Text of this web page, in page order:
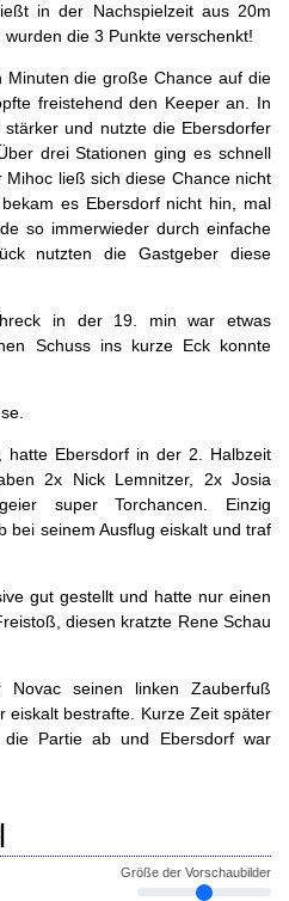
in der Nachspielzeit aus 20m
die 3 Punkte verschenkt!
Minuten die große Chance auf die
freistehend den Keeper an. In
und nutzte die Ebersdorfer
drei Stationen ging es schnell
Mihoc ließ sich diese Chance nicht
es Ebersdorf nicht hin, mal
so immerwieder durch einfache
nutzten die Gastgeber diese
in der 19. min war etwas
Schuss ins kurze Eck konnte
hatte Ebersdorf in der 2. Halbzeit
2x Nick Lemnitzer, 2x Josia
super Torchancen. Einzig
bei seinem Ausflug eiskalt und traf
gut gestellt und hatte nur einen
diesen kratzte Rene Schau
seinen linken Zauberfuß
eiskalt bestrafte. Kurze Zeit später
Partie ab und Ebersdorf war
Größe der Vorschaubilder